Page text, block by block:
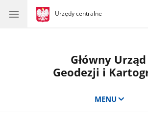
gov.pl
Urzędy centralne
gov.pl
Urzędy
Główny Urząd
Geodezji i
MENU